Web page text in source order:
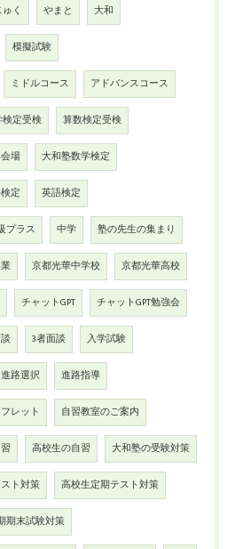
く やまと 大和
模擬試験
ミドルコース アドバンスコース
定受検 算数検定受検
場 大和塾数学検定
定 英語検定
プラス 中学 塾の先生の集まり
京都光華中学校 京都光華高校
チャットGPT チャットGPT勉強会
3者面談 入学試験
進路選択 進路指導
レット 自習教室のご案内
高校生の自習 大和塾の受験対策
ト対策 高校生定期テスト対策
期末試験対策